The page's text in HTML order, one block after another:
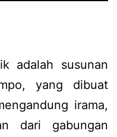
adalah susunan
yang dibuat
irama,
dari gabungan